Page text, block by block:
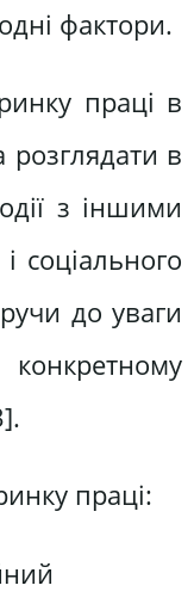
фактори.
праці в
розглядати в
з іншими
соціального
до уваги
конкретному
праці: